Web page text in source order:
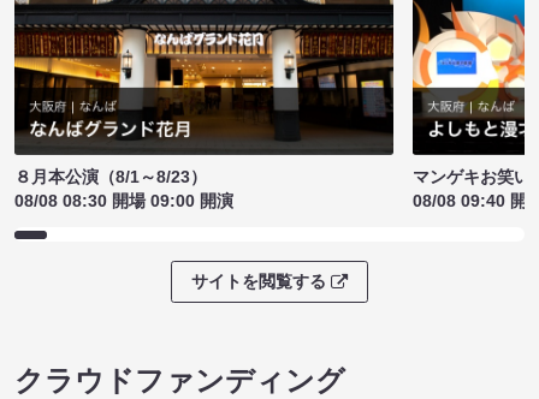
８月本公演（8/1～8/23）
08/08 08:30 開場 09:00 開演
マンゲキお笑い
08/08 09:40 開
サイトを閲覧する
クラウドファンディング